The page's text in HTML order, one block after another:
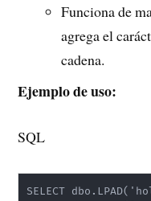
Funciona de
agrega el
cadena.
Ejemplo de uso:
SQL
SELECT